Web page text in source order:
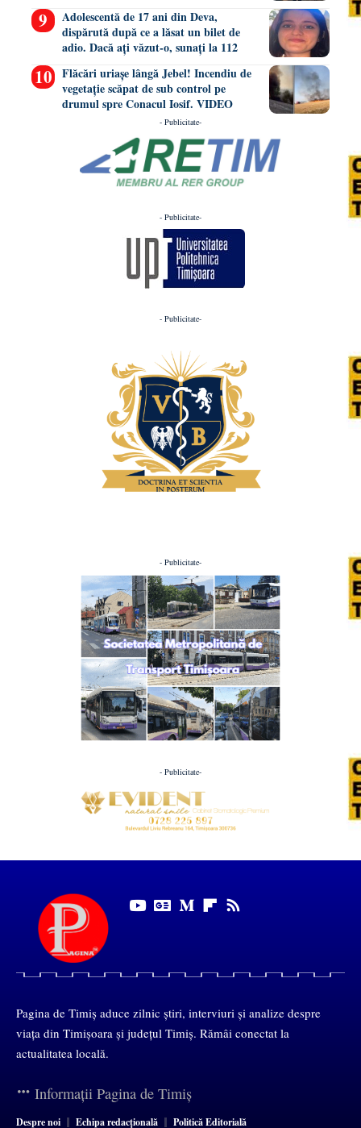
Adolescentă de 17 ani din Deva,
dispărută după ce a lăsat un bilet de
adio. Dacă ați văzut-o, sunați la 112
Flăcări uriașe lângă Jebel! Incendiu de
vegetație scăpat de sub control pe
drumul spre Conacul Iosif. VIDEO
- Publicitate-
- Publicitate-
- Publicitate-
- Publicitate-
- Publicitate-
Pagina de Timiș aduce zilnic știri, interviuri și analize despre
viața din Timișoara și județul Timiș. Rămâi conectat la
actualitatea locală.
Informații Pagina de Timiș
Despre noi Echipa redacțională Politică Editorială